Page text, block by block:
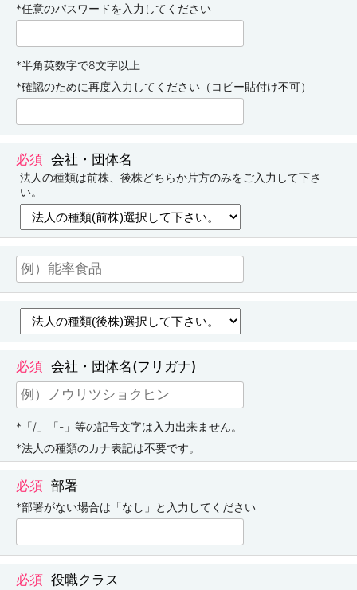
*任意のパスワードを入力してください
*半角英数字で8文字以上
*確認のために再度入力してください（コピー貼付け不可）
会社・団体名
法人の種類は前株、後株どちらか片方のみをご入力して下さ
い。
会社・団体名(フリガナ)
*「/」「-」等の記号文字は入力出来ません。
*法人の種類のカナ表記は不要です。
部署
*部署がない場合は「なし」と入力してください
役職クラス